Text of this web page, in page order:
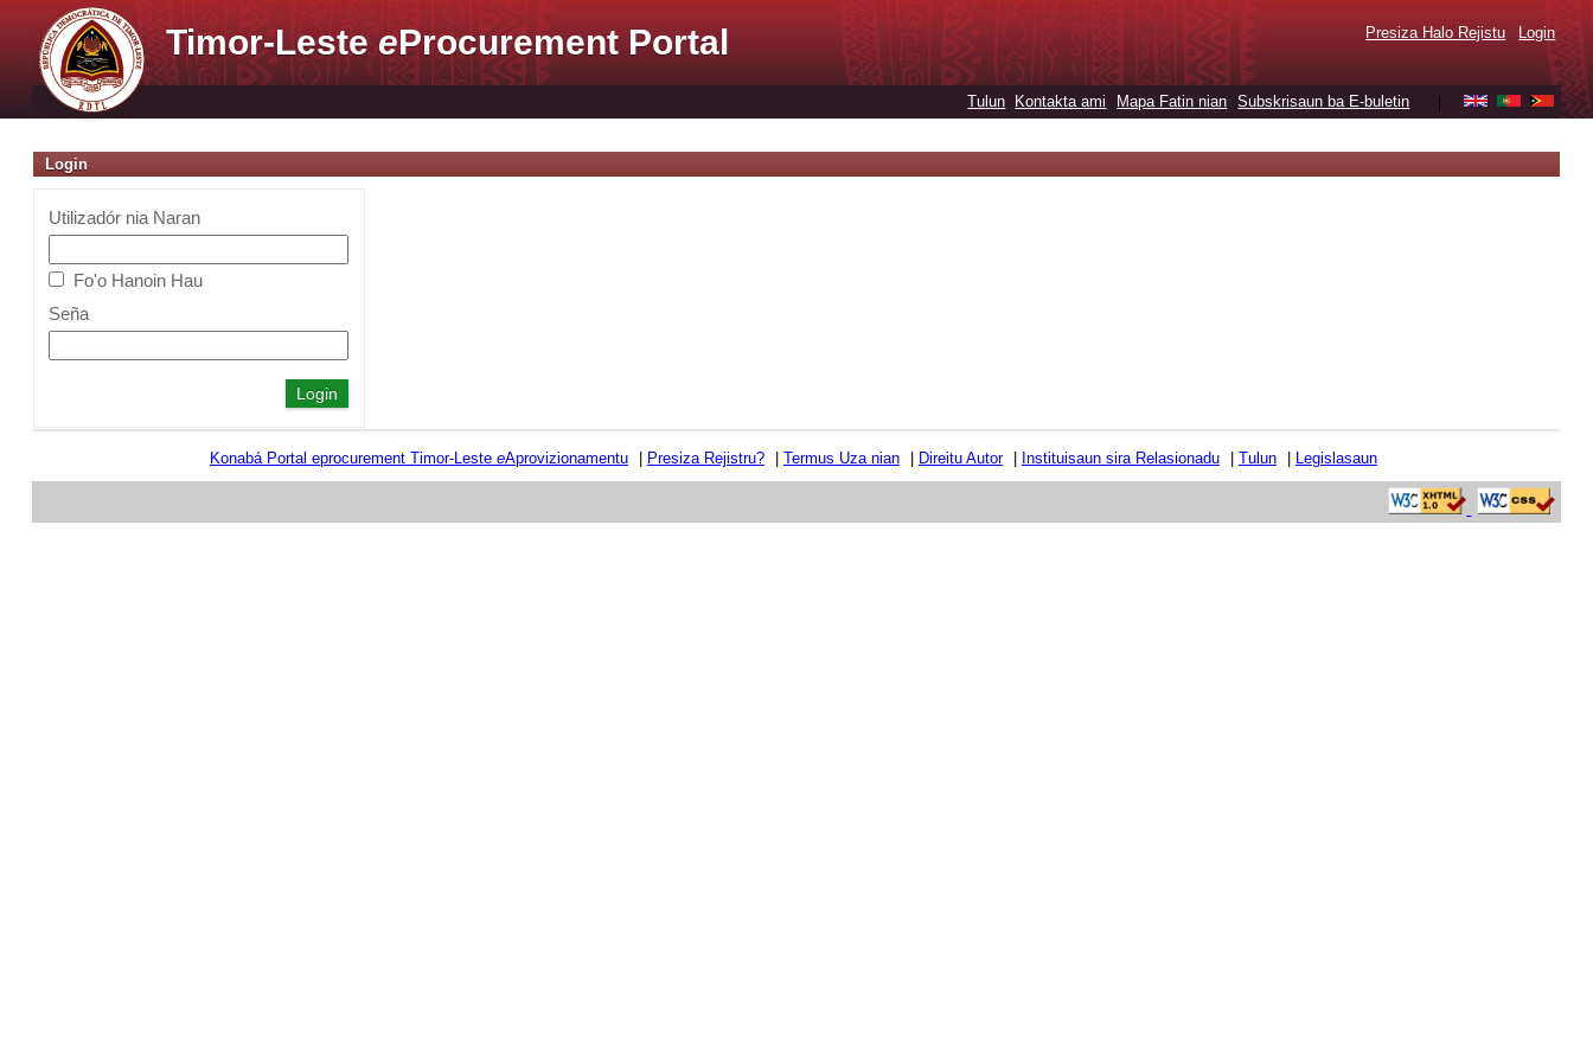
Timor-LesteeProcurement Portal Presiza Halo Rejistu Login
Tulun Kontakta ami Mapa Fatin nian Subskrisaun ba E-buletin
Login
Utilizadór nia Naran
Fo'o Hanoin Hau
Seña
Konabá Portal eprocurement Timor-Leste eAprovizionamentu Presiza Rejistru? Termus Uza nian Direitu Autor Instituisaun sira Relasionadu Tulun Legislasaun